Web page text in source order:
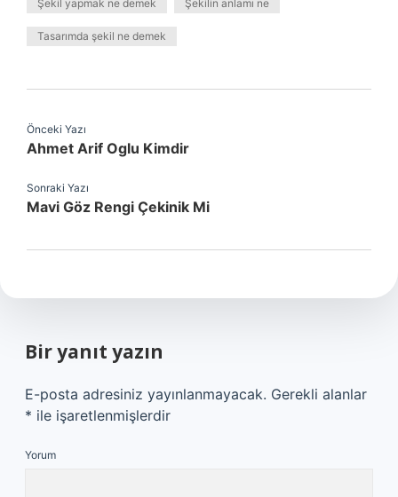
Şekil yapmak ne demek Şekilin anlamı ne
Tasarımda şekil ne demek
Önceki Yazı
Ahmet Arif Oglu Kimdir
Sonraki Yazı
Mavi Göz Rengi Çekinik Mi
Bir yanıt yazın
E-posta adresiniz yayınlanmayacak. Gerekli alanlar
* ile işaretlenmişlerdir
Yorum